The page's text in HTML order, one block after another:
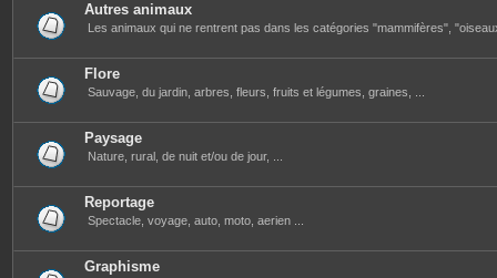
Autres animaux
Les animaux qui ne rentrent pas dans les catégories "mammifères",
Flore
Sauvage, du jardin, arbres, fleurs, fruits et légumes, graines, ...
Paysage
Nature, rural, de nuit et/ou de jour, ...
Reportage
Spectacle, voyage, auto, moto, aerien ...
Graphisme